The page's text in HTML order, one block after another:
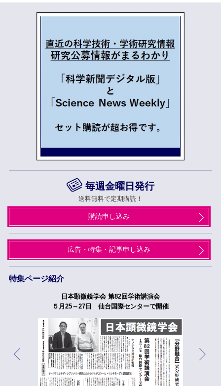
毎週金曜日発行
送料無料で定期購読！
購読申し込み
広告・特集・記事申し込み
特集ページ紹介
日本顕微鏡学会 第82回学術講演会
５月25～27日 仙台国際センターで開催